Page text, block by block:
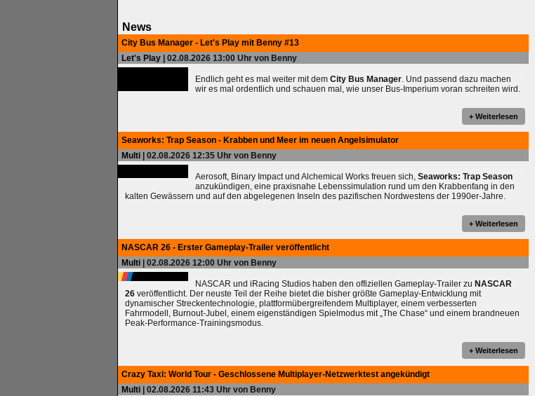
News
City Bus Manager - Let's Play mit Benny #13
Let's Play | 02.08.2026 13:00 Uhr von Benny
Endlich geht es mal weiter mit dem City Bus Manager. Und passend dazu machen
wir es mal ordentlich und schauen mal, wie unser Bus-Imperium voran schreiten wird.
+ Weiterlesen
Seaworks: Trap Season - Krabben und Meer im neuen Angelsimulator
Multi | 02.08.2026 12:35 Uhr von Benny
Aerosoft, Binary Impact und Alchemical Works freuen sich, Seaworks: Trap Season
anzukündigen, eine praxisnahe Lebenssimulation rund um den Krabbenfang in den
kalten Gewässern und auf den abgelegenen Inseln des pazifischen Nordwestens der 1990er-Jahre.
+ Weiterlesen
NASCAR 26 - Erster Gameplay-Trailer veröffentlicht
Multi | 02.08.2026 12:00 Uhr von Benny
NASCAR und iRacing Studios haben den offiziellen Gameplay-Trailer zu NASCAR
26 veröffentlicht. Der neuste Teil der Reihe bietet die bisher größte Gameplay-Entwicklung mit
dynamischer Streckentechnologie, plattformübergreifendem Multiplayer, einem verbesserten
Fahrmodell, Burnout-Jubel, einem eigenständigen Spielmodus mit „The Chase“ und einem brandneuen
Peak-Performance-Trainingsmodus.
+ Weiterlesen
Crazy Taxi: World Tour - Geschlossene Multiplayer-Netzwerktest angekündigt
Multi | 02.08.2026 11:43 Uhr von Benny